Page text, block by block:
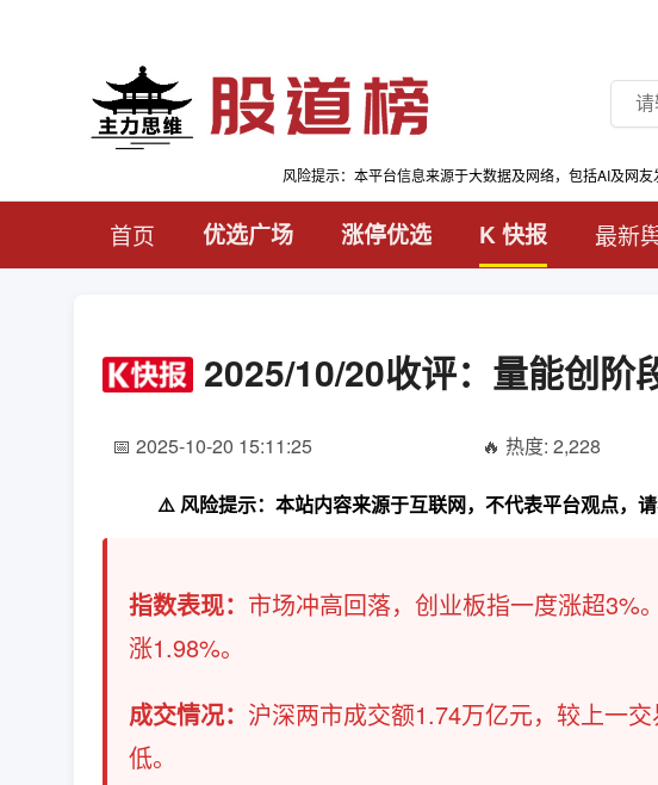
风险提示：本平台信息来源于大数据及网络，包括AI及网
首页 优选广场 涨停优选 K 快报 最新
2025/10/20收评：量能创阶
📅 2025-10-20 15:11:25 🔥 热度: 2,228
⚠️ 风险提示：本站内容来源于互联网，不代表平台观点，
指数表现： 市场冲高回落，创业板指一度涨超3%
涨1.98%。
成交情况： 沪深两市成交额1.74万亿元，较上一
低。